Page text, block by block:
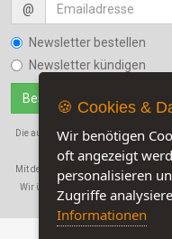
@
Newsletter bestellen
Newsletter kündigen
Die auf dieser Seite verwendeten
sind
Mit der Benutzung dieser Seite
Wir übernehmen in keinem Fall eine
🍪 Cookies &
Wir benötigen
oft angezeigt
personalisieren
Zugriffe
Informationen